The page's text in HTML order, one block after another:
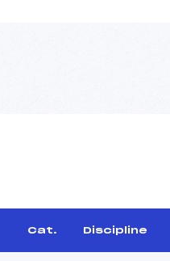
Cat. Discipline